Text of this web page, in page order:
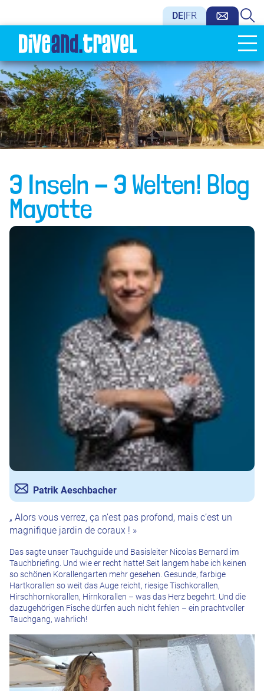
DE FR
3 Inseln - 3 Welten! Blog
Mayotte
Patrik Aeschbacher
„ Alors vous verrez, ça n’est pas profond, mais c’est un
magnifique jardin de coraux ! »
Das sagte unser Tauchguide und Basisleiter Nicolas Bernard im
Tauchbriefing. Und wie er recht hatte! Seit langem habe ich keinen
so schönen Korallengarten mehr gesehen. Gesunde, farbige
Hartkorallen so weit das Auge reicht, riesige Tischkorallen,
Hirschhornkorallen, Hirnkorallen – was das Herz begehrt. Und die
dazugehörigen Fische dürfen auch nicht fehlen – ein prachtvoller
Tauchgang, wahrlich!